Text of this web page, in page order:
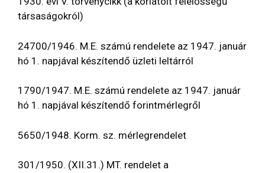
társaságokról)
24700/1946. M.E. számú rendelete az 1947. január
hó 1. napjával készítendő üzleti leltárról
1790/1947. M.E. számú rendelete az 1947. január
hó 1. napjával készítendő forintmérlegről
5650/1948. Korm. sz. mérlegrendelet
301/1950. (XII.31.) MT. rendelet a